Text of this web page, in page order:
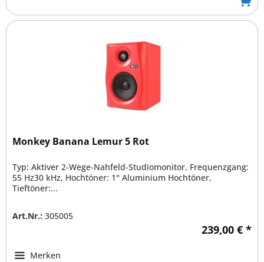
Monkey Banana Lemur 5 Rot
Typ: Aktiver 2-Wege-Nahfeld-Studiomonitor, Frequenzgang:
55 Hz30 kHz, Hochtöner: 1" Aluminium Hochtöner,
Tieftöner:...
Art.Nr.: 305005
239,00 € *
Merken